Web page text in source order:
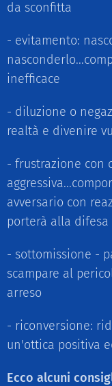
da sconfitta
- evitamento:
inefficace
- diluzione o
realtà e divenire
- frustrazione con
avversario con
porterà alla difesa
- sottomissione -
scampare al
arreso
- riconversione:
un'ottica positiva
Ecco alcuni